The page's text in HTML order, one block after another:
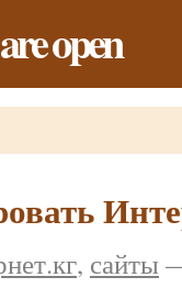
open
, сайты